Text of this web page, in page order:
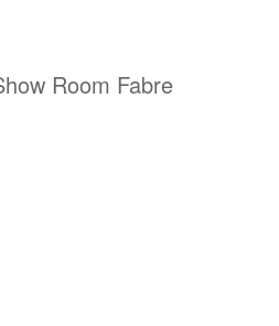
Room Fabre